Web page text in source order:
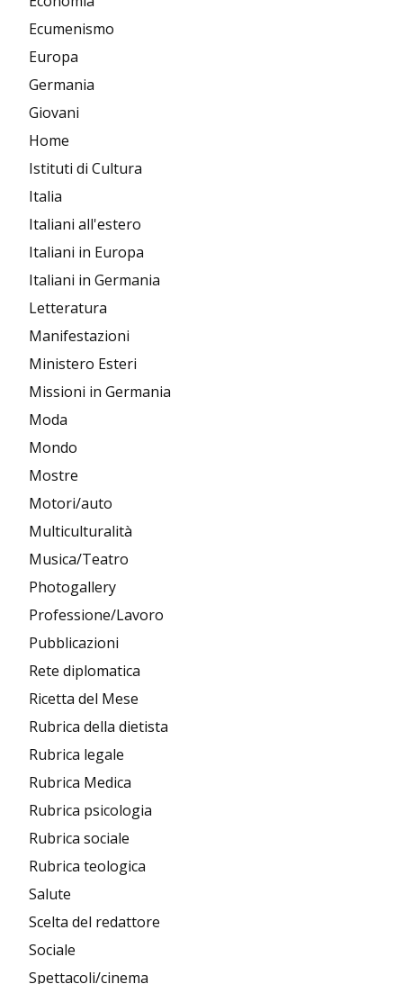
Ecumenismo
Europa
Germania
Giovani
Home
Istituti di Cultura
Italia
Italiani all'estero
Italiani in Europa
Italiani in Germania
Letteratura
Manifestazioni
Ministero Esteri
Missioni in Germania
Moda
Mondo
Mostre
Motori/auto
Multiculturalità
Musica/Teatro
Photogallery
Professione/Lavoro
Pubblicazioni
Rete diplomatica
Ricetta del Mese
Rubrica della dietista
Rubrica legale
Rubrica Medica
Rubrica psicologia
Rubrica sociale
Rubrica teologica
Salute
Scelta del redattore
Sociale
Spettacoli/cinema